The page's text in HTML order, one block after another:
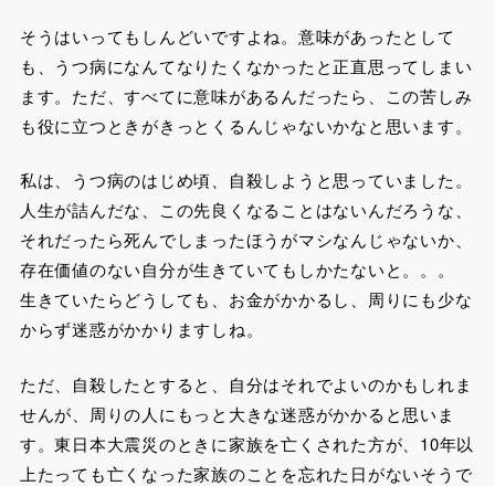
そうはいってもしんどいですよね。意味があったとして
も、うつ病になんてなりたくなかったと正直思ってしまい
ます。ただ、すべてに意味があるんだったら、この苦しみ
も役に立つときがきっとくるんじゃないかなと思います。
私は、うつ病のはじめ頃、自殺しようと思っていました。
人生が詰んだな、この先良くなることはないんだろうな、
それだったら死んでしまったほうがマシなんじゃないか、
存在価値のない自分が生きていてもしかたないと。。。
生きていたらどうしても、お金がかかるし、周りにも少な
からず迷惑がかかりますしね。
ただ、自殺したとすると、自分はそれでよいのかもしれま
せんが、周りの人にもっと大きな迷惑がかかると思いま
す。東日本大震災のときに家族を亡くされた方が、10年以
上たっても亡くなった家族のことを忘れた日がないそうで